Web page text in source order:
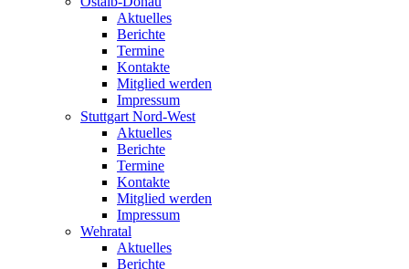
Aktuelles
Berichte
Termine
Kontakte
Mitglied werden
Impressum
Stuttgart Nord-West
Aktuelles
Berichte
Termine
Kontakte
Mitglied werden
Impressum
Wehratal
Aktuelles
Berichte